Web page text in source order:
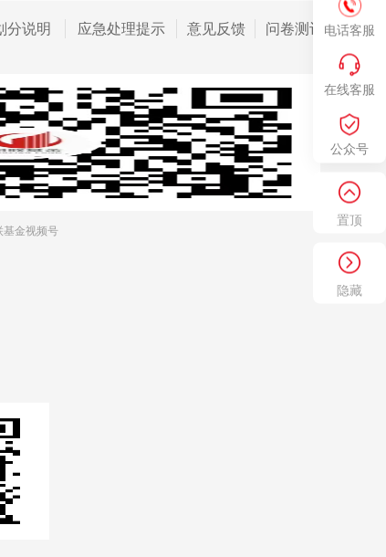
电话客服
在线客服
公众号
置顶
隐藏
分说明 应急处理提示 意见反馈 问卷测评
基金视频号